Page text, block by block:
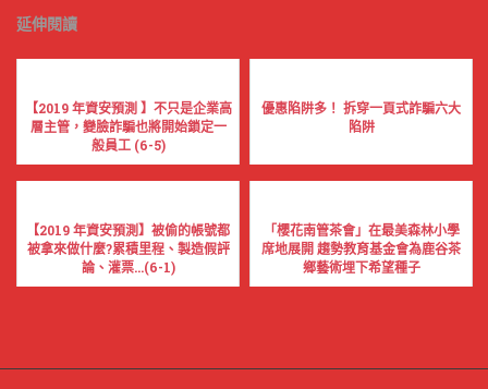
延伸閱讀
【2019 年資安預測 】不只是企業高
層主管，變臉詐騙也將開始鎖定一
般員工 (6-5)
優惠陷阱多！ 拆穿一頁式詐騙六大
陷阱
【2019 年資安預測】被偷的帳號都
被拿來做什麼?累積里程、製造假評
論、灌票...(6-1)
「櫻花南管茶會」在最美森林小學
席地展開 趨勢教育基金會為鹿谷茶
鄉藝術埋下希望種子